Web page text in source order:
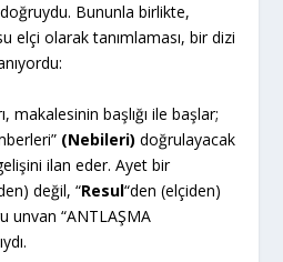
doğruydu. Bununla birlikte,
elçi olarak tanımlaması, bir dizi
makalesinin başlığı ile başlar;
(Nebileri) doğrulayacak
ilan eder. Ayet bir
değil, “Resul“den (elçiden)
unvan “ANTLAŞMA